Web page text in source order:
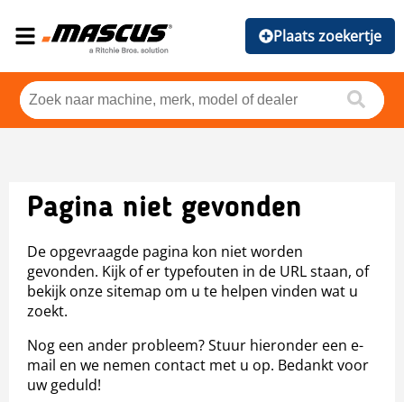
Plaats zoekertje
Pagina niet gevonden
De opgevraagde pagina kon niet worden
gevonden. Kijk of er typefouten in de URL staan, of
bekijk onze sitemap om u te helpen vinden wat u
zoekt.
Nog een ander probleem? Stuur hieronder een e-
mail en we nemen contact met u op. Bedankt voor
uw geduld!